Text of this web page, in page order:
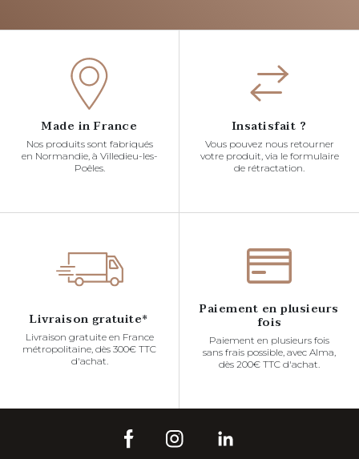
Made in France
Nos produits sont fabriqués
en Normandie, à Villedieu-les-
Poêles.
Insatisfait ?
Vous pouvez nous retourner
votre produit, via le formulaire
de rétractation.
Livraison gratuite*
Livraison gratuite en France
métropolitaine, dès 300€ TTC
d'achat.
Paiement en plusieurs
fois
Paiement en plusieurs fois
sans frais possible, avec Alma,
dès 200€ TTC d'achat.